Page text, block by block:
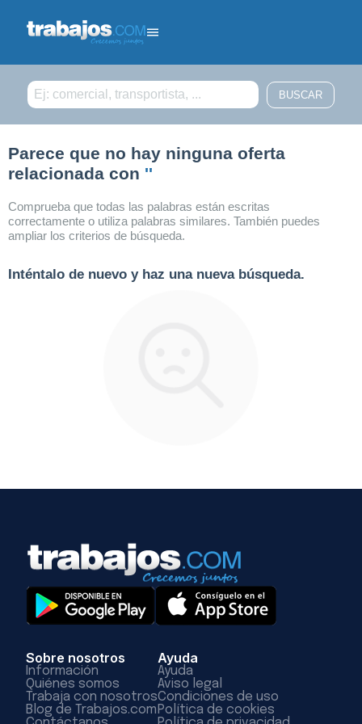
Parece que no hay ninguna oferta
relacionada con ''
Comprueba que todas las palabras están escritas
correctamente o utiliza palabras similares. También puedes
ampliar los criterios de búsqueda.
Inténtalo de nuevo y haz una nueva búsqueda.
Sobre nosotros
Información
Quiénes somos
Trabaja con nosotros
Blog de Trabajos.com
Ayuda
Ayuda
Aviso legal
Condiciones de uso
Política de cookies